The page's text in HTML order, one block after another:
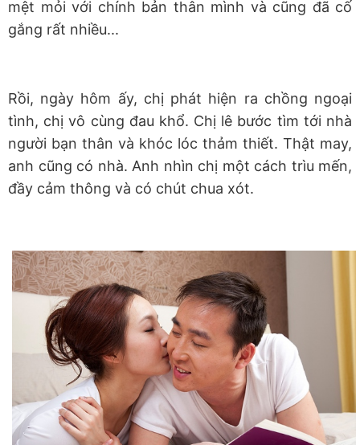
mệt mỏi với chính bản thân mình và cũng đã cố
gắng rất nhiều...
Rồi, ngày hôm ấy, chị phát hiện ra chồng ngoại
tình, chị vô cùng đau khổ. Chị lê bước tìm tới nhà
người bạn thân và khóc lóc thảm thiết. Thật may,
anh cũng có nhà. Anh nhìn chị một cách trìu mến,
đầy cảm thông và có chút chua xót.